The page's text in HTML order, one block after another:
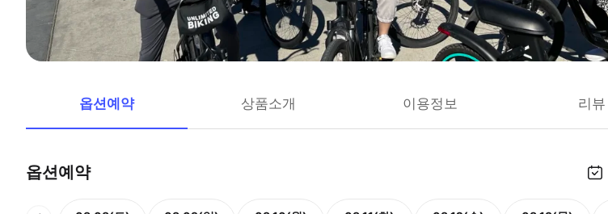
옵션예약 상품소개 이용정보 리뷰
옵션예약